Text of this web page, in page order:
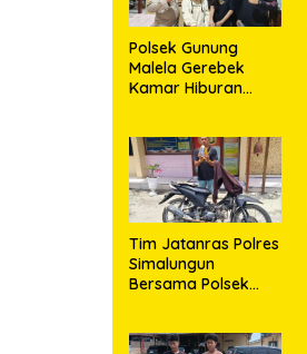
Polsek Gunung
Malela Gerebek
Kamar Hiburan
Penikmat Sabu
Menangis Saat
Diringkus
Tim Jatanras Polres
Simalungun
Bersama Polsek
hingga Provinsi Riau